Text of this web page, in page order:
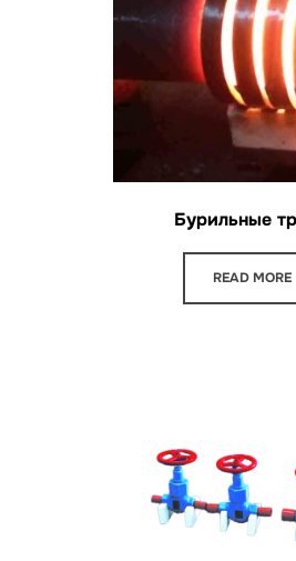
Бурильные
READ MORE